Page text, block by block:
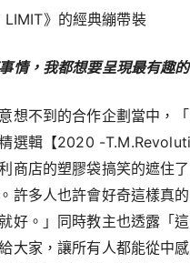
LIMIT》的經典繃帶裝
事情，我都想要呈現最有趣
想不到的合作企劃當中，
選輯【2020 -
商店的塑膠袋搞笑的遮住
許多人也許會好奇這樣真
好。」同時教主也透露「
大家，讓所有人都能從中